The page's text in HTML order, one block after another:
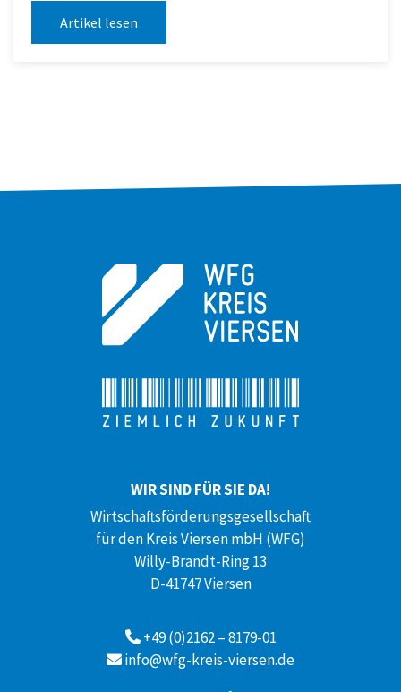
Artikel lesen
WIR SIND FÜR SIE DA!
Wirtschaftsförderungsgesellschaft
für den Kreis Viersen mbH (WFG)
Willy-Brandt-Ring 13
D-41747 Viersen
+49 (0)2162 – 8179-01
info@wfg-kreis-viersen.de